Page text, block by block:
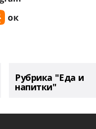
Рубрика "Еда и
напитки"